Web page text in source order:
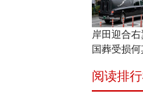
岸田迎合
国葬受损何
阅读排